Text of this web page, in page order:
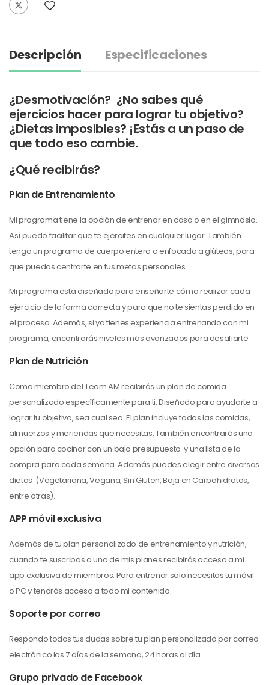
Descripción Especificaciones
¿Desmotivación? ¿No sabes qué
ejercicios hacer para lograr tu objetivo?
¿Dietas imposibles? ¡Estás a un paso de
que todo eso cambie.
¿Qué recibirás?
Plan de Entrenamiento
Mi programa tiene la opción de entrenar en casa o en el gimnasio.
Así puedo facilitar que te ejercites en cualquier lugar. También
tengo un programa de cuerpo entero o enfocado a glúteos, para
que puedas centrarte en tus metas personales.
Mi programa está diseñado para enseñarte cómo realizar cada
ejercicio de la forma correcta y para que no te sientas perdido en
el proceso.Además, si ya tienes experiencia entrenando con mi
programa, encontrarás niveles más avanzados para desafiarte.
Plan de Nutrición
Como miembro del Team AM recibirás un plan de comida
personalizado específicamente para ti. Diseñado para ayudarte a
lograr tu objetivo, sea cual sea. El plan incluye todas las comidas,
almuerzos y meriendas que necesitas. También encontrarás una
opción para cocinar con un bajo presupuesto y una lista de la
compra para cada semana. Además puedes elegir entre diversas
dietas (Vegetariana, Vegana, Sin Gluten, Baja en Carbohidratos,
entre otras).
APP móvil exclusiva
Además de tu plan personalizado de entrenamiento y nutrición,
cuando te suscribas a uno de mis planes recibirás acceso a mi
app exclusiva de miembros. Para entrenar solo necesitas tu móvil
o PC y tendrás acceso a todo mi contenido.
Soporte por correo
Respondo todas tus dudas sobre tu plan personalizado por correo
electrónico los 7 días de la semana, 24 horas al día.
Grupo privado de Facebook